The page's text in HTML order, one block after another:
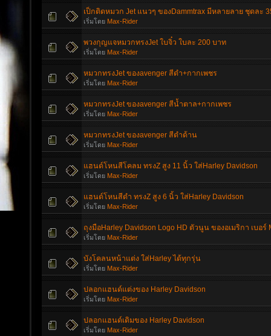
เป็กติดหมวก Jet แนวๆ ของDammtrax มีหลายลาย ชุดละ
เริ่มโดย Max-Rider
พวงกุญแจหมวกทรงJet ใบจิ๋ว ใบละ 200 บาท
เริ่มโดย Max-Rider
หมวกทรงJet ของavenger สีดำ+กากเพชร
เริ่มโดย Max-Rider
หมวกทรงJet ของavenger สีน้ำตาล+กากเพชร
เริ่มโดย Max-Rider
หมวกทรงJet ของavenger สีดำด้าน
เริ่มโดย Max-Rider
แฮนด์โหนสีโคลม ทรงZ สูง 11 นิ้ว ใส่Harley Davidson
เริ่มโดย Max-Rider
แฮนด์โหนสีดำ ทรงZ สูง 6 นิ้ว ใส่Harley Davidson
เริ่มโดย Max-Rider
ถุงมือHarley Davidson Logo HD ตัวนูน ของอเมริกา เบอร์
เริ่มโดย Max-Rider
บังโคลนหน้าแต่ง ใส่Harley ได้ทุกรุ่น
เริ่มโดย Max-Rider
ปลอกแฮนด์แต่งของ Harley Davidson
เริ่มโดย Max-Rider
ปลอกแฮนด์เดิมของ Harley Davidson
เริ่มโดย Max-Rider